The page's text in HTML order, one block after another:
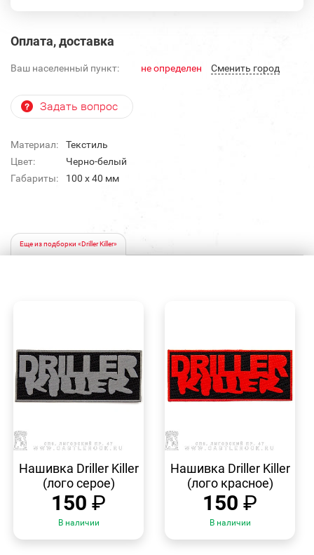
Оплата, доставка
Ваш населенный пункт: не определен Cменить город
Задать вопрос
Материал:
Текстиль
Цвет:
Черно-белый
Габариты:
100 x 40 мм
Еще из подборки «Driller Killer»
ПРОСМОТР
Нашивка Driller Killer
(лого серое)
150 ₽
В наличии
ПРОСМОТР
Нашивка Driller Killer
(лого красное)
150 ₽
В наличии